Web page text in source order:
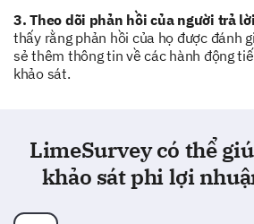
Improving Our Program
Which of the following areas
see improved? (Select all that
3. Theo dõi phản hồi của người trả
thấy rằng phản hồi của họ được đánh
sẻ thêm thông tin về các hành động
khảo sát.
LimeSurvey có thể
khảo sát phi lợi